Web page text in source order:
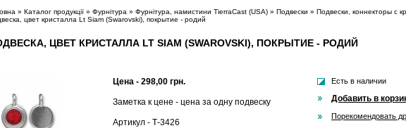
» Каталог продукції » Фурнітура » Фурнітура, намистини TierraCast (USA) » Подвески » Подвески, коннекторы с
цвет кристалла Lt Siam (Swarovski), покрытие - родий
ЦВЕТ КРИСТАЛЛА LT SIAM (SWAROVSKI), ПОКРЫТИЕ - РОДИЙ
Цена - 298,00 грн.
Заметка к цене - цена за одну подвеску
Артикул - Т-3426
Есть в наличии
Добавить в
Порекомендовать